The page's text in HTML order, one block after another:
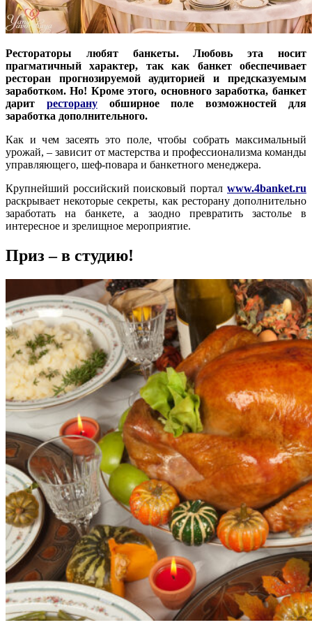
Рестораторы любят банкеты. Любовь эта носит
прагматичный характер, так как банкет обеспечивает
ресторан прогнозируемой аудиторией и предсказуемым
заработком. Но! Кроме этого, основного заработка, банкет
дарит ресторануобширное поле возможностей для
заработка дополнительного.
Как и чем засеять это поле, чтобы собрать максимальный
урожай, – зависит от мастерства и профессионализма команды
управляющего, шеф-повара и банкетного менеджера.
Крупнейший российский поисковый портал www.4banket.ru
раскрывает некоторые секреты, как ресторану дополнительно
заработать на банкете, а заодно превратить застолье в
интересное и зрелищное мероприятие.
Приз – в студию!